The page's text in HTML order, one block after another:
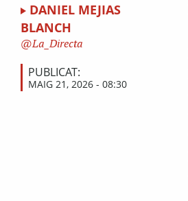
DANIEL MEJIAS
BLANCH
La_Directa
PUBLICAT:
MAIG 21, 2026 - 08:30